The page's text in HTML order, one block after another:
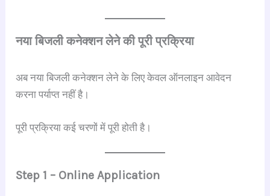
नया बिजली कनेक्शन लेने की पूरी प्रक्रिया
अब नया बिजली कनेक्शन लेने के लिए केवल ऑनलाइन आवेदन
करना पर्याप्त नहीं है।
पूरी प्रक्रिया कई चरणों में पूरी होती है।
Step 1 – Online Application